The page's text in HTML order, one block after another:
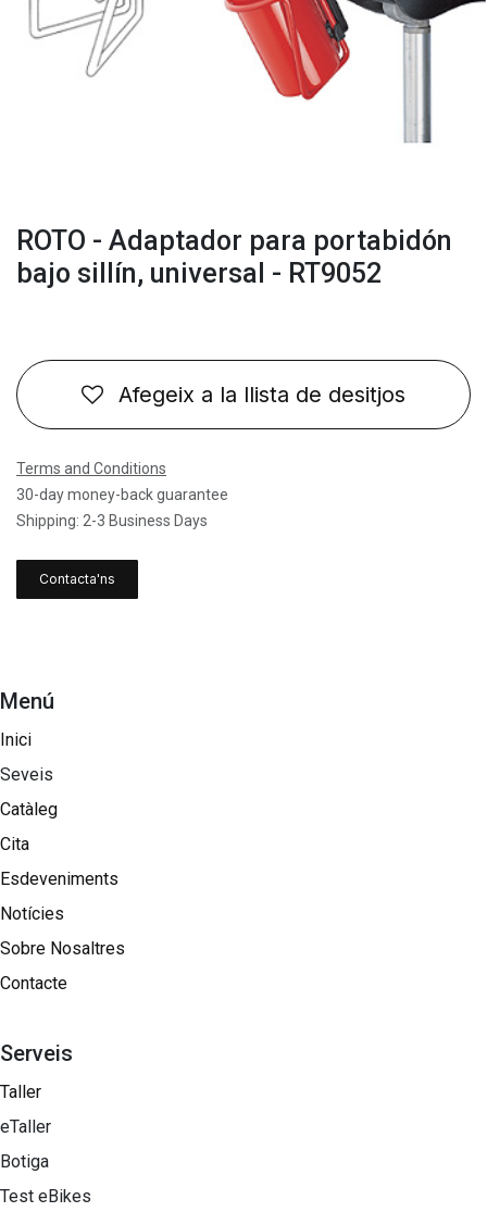
ROTO - Adaptador para portabidón
bajo sillín, universal - RT9052
Afegeix a la llista de desitjos
Terms and Conditions
30-day money-back guarantee
Shipping: 2-3 Business Days
Contacta'ns
Menú
Inici
Seveis
Catàleg
Cita
Esdeveniments
Notícies
Sobre Nosaltres​
Contacte
Serveis
Taller
eTaller
Botiga
Test eBikes